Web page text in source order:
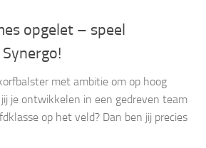
opgelet – speel
met ambitie om op hoog
je ontwikkelen in een gedreven team
op het veld? Dan ben jij precies